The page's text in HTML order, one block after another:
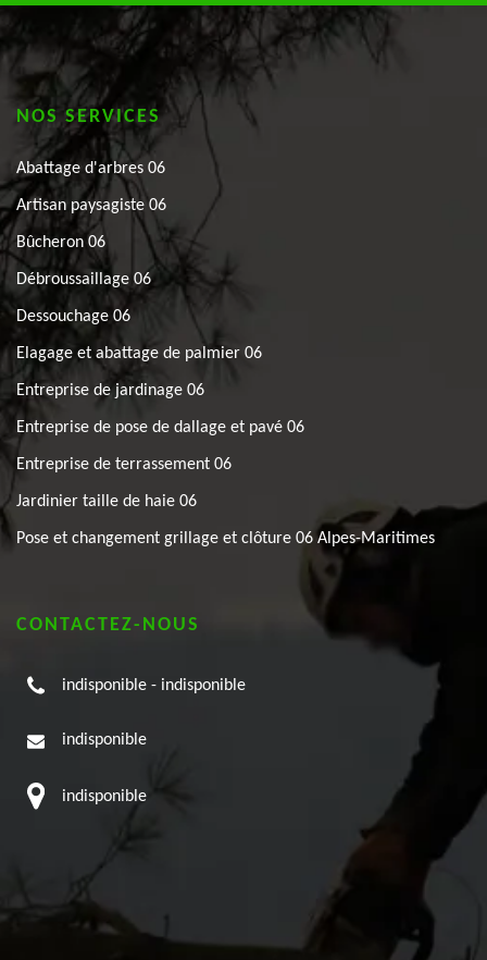
NOS SERVICES
Abattage d'arbres 06
Artisan paysagiste 06
Bûcheron 06
Débroussaillage 06
Dessouchage 06
Elagage et abattage de palmier 06
Entreprise de jardinage 06
Entreprise de pose de dallage et pavé 06
Entreprise de terrassement 06
Jardinier taille de haie 06
Pose et changement grillage et clôture 06 Alpes-Maritimes
CONTACTEZ-NOUS
indisponible - indisponible
indisponible
indisponible